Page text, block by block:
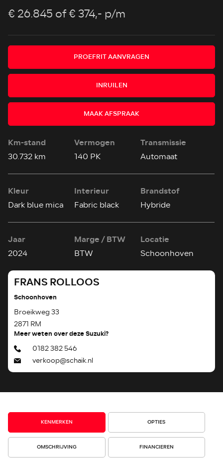
€ 26.845 of € 374,- p/m
PROEFRIT AANVRAGEN
INRUILEN
MAAK AFSPRAAK
Km-stand
30.732 km
Vermogen
140 PK
Transmissie
Automaat
Kleur
Dark blue mica
Interieur
Fabric black
Brandstof
Hybride
Jaar
2024
Marge / BTW
BTW
Locatie
Schoonhoven
FRANS ROLLOOS
Schoonhoven
Broeikweg 33
2871 RM
Meer weten over deze Suzuki?
0182 382 546
verkoop@schaik.nl
KENMERKEN OPTIES
OMSCHRIJVING FINANCIEREN